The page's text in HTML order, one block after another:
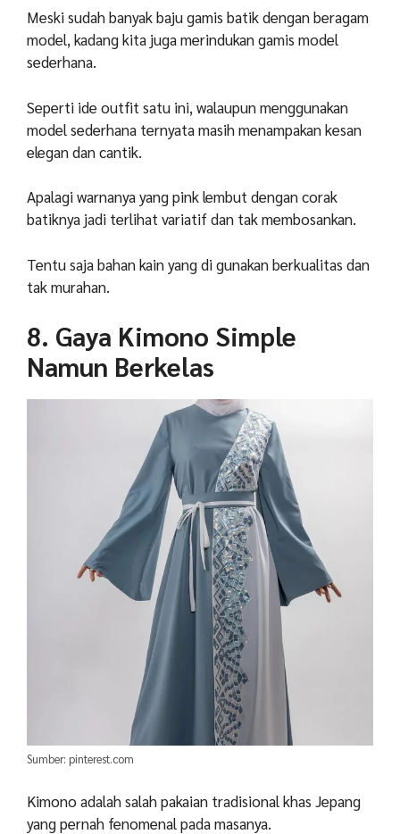
Meski sudah banyak baju gamis batik dengan beragam
model, kadang kita juga merindukan gamis model
sederhana.
Seperti ide outfit satu ini, walaupun menggunakan
model sederhana ternyata masih menampakan kesan
elegan dan cantik.
Apalagi warnanya yang pink lembut dengan corak
batiknya jadi terlihat variatif dan tak membosankan.
Tentu saja bahan kain yang di gunakan berkualitas dan
tak murahan.
8. Gaya Kimono Simple
Namun Berkelas
Sumber: pinterest.com
Kimono adalah salah pakaian tradisional khas Jepang
yang pernah fenomenal pada masanya.